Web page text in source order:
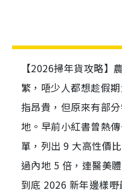
【2026掃年貨攻略】
繁，唔少人都想趁假
指昂貴，但原來有部
地。早前小紅書曾熱
單，列出 9 大高性價
過內地 5 倍，連醫美
到底 2026 新年邊樣